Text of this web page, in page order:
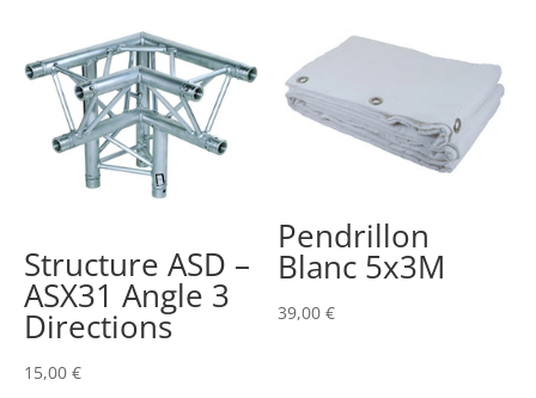
Structure ASD –
ASX31 Angle 3
Directions
15,00 €
Pendrillon
Blanc 5x3M
39,00€